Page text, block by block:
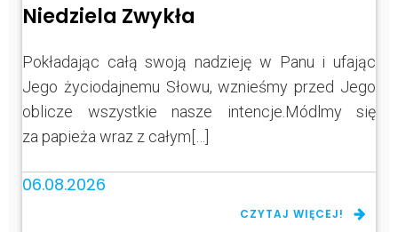
Niedziela Zwykła
Pokładając całą swoją nadzieję w Panu i ufając
Jego życiodajnemu Słowu, wznieśmy przed Jego
oblicze wszystkie nasze intencje.Módlmy się
za papieża wraz z całym[…]
06.08.2026
CZYTAJ WIĘCEJ!